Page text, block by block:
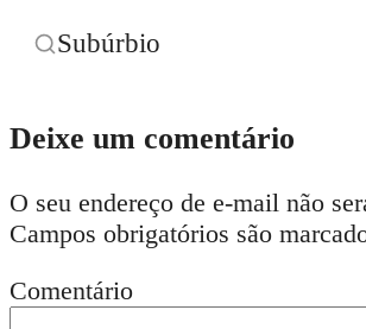
Subúrbio
Deixe um comentário
O seu endereço de e-mail não
Campos obrigatórios são
Comentário